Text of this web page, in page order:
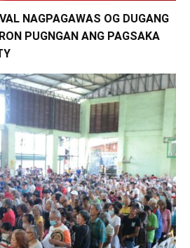
NAGPAGAWAS OG DUGANG
PUGNGAN ANG PAGSAKA